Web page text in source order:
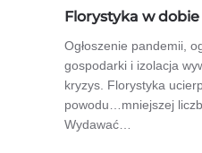
Florystyka w
Ogłoszenie pandemii,
gospodarki i izolacja
kryzys. Florystyka
powodu…mniejszej
Wydawać…